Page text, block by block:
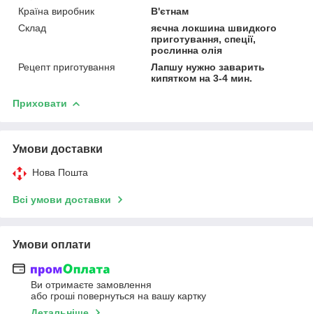
Країна виробник
В'єтнам
Склад
яєчна локшина швидкого
приготування, спеції,
рослинна олія
Рецепт приготування
Лапшу нужно заварить
кипятком на 3-4 мин.
Приховати
Умови доставки
Нова Пошта
Всі умови доставки
Умови оплати
Ви отримаєте замовлення
або гроші повернуться на вашу картку